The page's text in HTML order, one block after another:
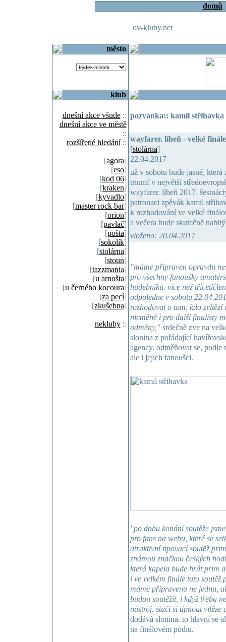
domů
ov-kluby.net
město
klub
dnešní akce všude::
dnešní akce ve městě
::
rozšířené hledání::
[agora]
[eso]
[kod 06]
[kraken]
[kyvadlo]
[master rock bar]
[orion]
[pavlač]
[pošta]
[sokolík]
[stolárna]
[stoun]
[tazzmania]
[u arnošta]
[u černého kocoura]
[za pecí]
[zkušebna]
nekluby::
pozvánka:: kamil střihavka
wayfarer. líheň - velké finále
[stolárna]
22.04.2017
už v sobotu bude jasné,
triumf v největší
wayfarer. líheň 2017.
patronaci zpěvák kamil
k rozhodování ve velké
a večera bude skutečně
vloženo: 20.04.2017
"máme připraven opravdu
pro všechny fanoušky
hudebníků. více než
odpoledne v sobotu
rozhodovat o tom, kdo
nicméně i pro další finalisty
odměny,"srdečně zve na
slonina z pořádající
agency. odměňovat se,
ale i jejich fanoušci.
"po dobu konání soutěže
pro fans na webu, které se
atraktivní tipovací soutěž
známou značkou českých
která kapela bude hrát prim
i ve velkém finále tato
máme připravenu ne jednu,
budou soutěžit, i když třeba
nástroj. stačí si tipnout vítěze
dodává slonina. to hlavní se
na finálovém pódiu.